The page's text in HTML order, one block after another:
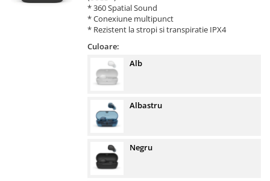
* 360 Spatial Sound
* Conexiune multipunct
* Rezistent la stropi si transpiratie IPX4
Culoare:
Alb
Albastru
Negru